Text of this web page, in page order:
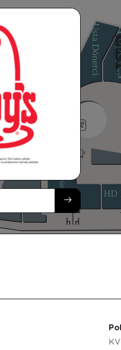
HD
Pidem
Sbarro
Tavuk Dünyası
Usta Dönerci